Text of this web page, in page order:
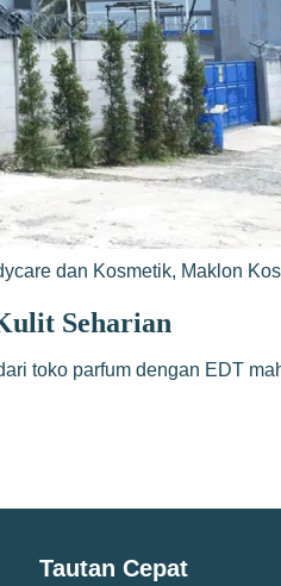
dan Kosmetik, Maklon
Seharian
toko parfum dengan EDT
Tautan Cepat